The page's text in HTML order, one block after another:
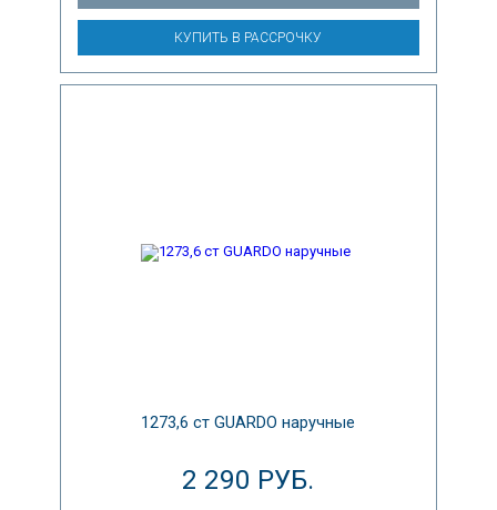
КУПИТЬ В РАССРОЧКУ
1273,6 ст GUARDO наручные
2 290 РУБ.